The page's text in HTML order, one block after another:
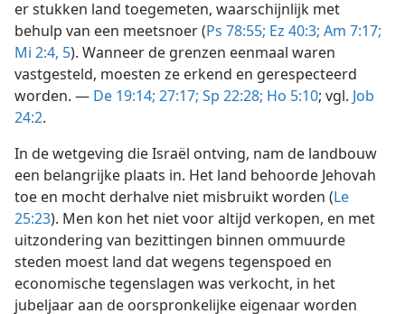
er stukken land toegemeten, waarschijnlijk met
behulp van een meetsnoer (Ps 78:55; Ez 40:3; Am 7:17;
Mi 2:4, 5). Wanneer de grenzen eenmaal waren
vastgesteld, moesten ze erkend en gerespecteerd
worden. — De 19:14; 27:17; Sp 22:28; Ho 5:10; vgl. Job
24:2.
In de wetgeving die Israël ontving, nam de landbouw
een belangrijke plaats in. Het land behoorde Jehovah
toe en mocht derhalve niet misbruikt worden (Le
25:23). Men kon het niet voor altijd verkopen, en met
uitzondering van bezittingen binnen ommuurde
steden moest land dat wegens tegenspoed en
economische tegenslagen was verkocht, in het
jubeljaar aan de oorspronkelijke eigenaar worden